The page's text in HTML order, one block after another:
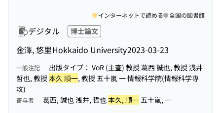
デジタル 博士論文
金澤, 悠里Hokkaido University2023-03-23
インターネットで読める 全国の図書館
一般注記
出版タイプ： VoR (主査) 教授 葛西 誠也, 教授 浅井
哲也, 教授本久 順一, 教授 五十嵐 一 情報科学院(情報科学専
攻)
寄与者 葛西, 誠也 浅井, 哲也本久, 順一五十嵐, 一